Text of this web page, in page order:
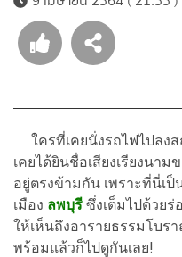
ใครที่เคยนั่งรถไฟไปลง
เคยได้ยินชื่อเสียงเรียงนาม
อยู่ตรงข้ามกัน เพราะที่นี่เ
เมือง ลพบุรี ซึ่งเต็มไปด้วย
ให้เห็นถึงอารายธรรมโบร
พร้อมแล้วก็ไปดูกันเลย!